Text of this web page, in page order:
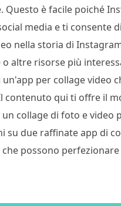
Questo è facile poiché
media e ti consente
nella storia di
altre risorse più
per collage video
contenuto qui ti offre il
collage di foto e video
su due raffinate app di
possono